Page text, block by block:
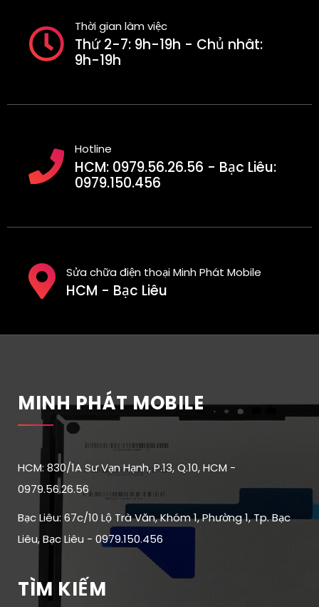
Thời gian làm việc
Thứ 2-7: 9h-19h - Chủ nhât:
9h-19h
Hotline
HCM: 0979.56.26.56 - Bạc Liêu:
0979.150.456
Sửa chữa điện thoại Minh Phát Mobile
HCM - Bạc Liêu
MINH PHÁT MOBILE
HCM: 830/1A Sư Vạn Hạnh, P.13, Q.10, HCM -
0979.56.26.56
Bạc Liêu: 67c/10 Lộ Trà Văn, Khóm 1, Phường 1, Tp. Bạc
Liêu, Bạc Liêu - 0979.150.456
TÌM KIẾM